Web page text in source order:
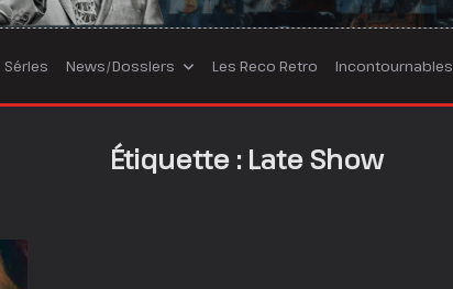
Séries News/Dossiers Les Reco Retro Incontournables
Étiquette : Late Show